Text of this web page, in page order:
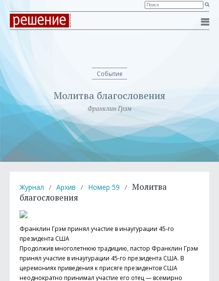
Событие
Молитва благословения
Франклин Грэм
Журнал / Архив / Номер 59 / Молитва
благословения
Франклин Грэм принял участие в инаугурации 45-го
президента США
Продолжив многолетнюю традицию, пастор Франклин Грэм
принял участие в инаугурации 45-го президента США. В
церемониях приведения к присяге президентов США
неоднократно принимал участие его отец — всемирно